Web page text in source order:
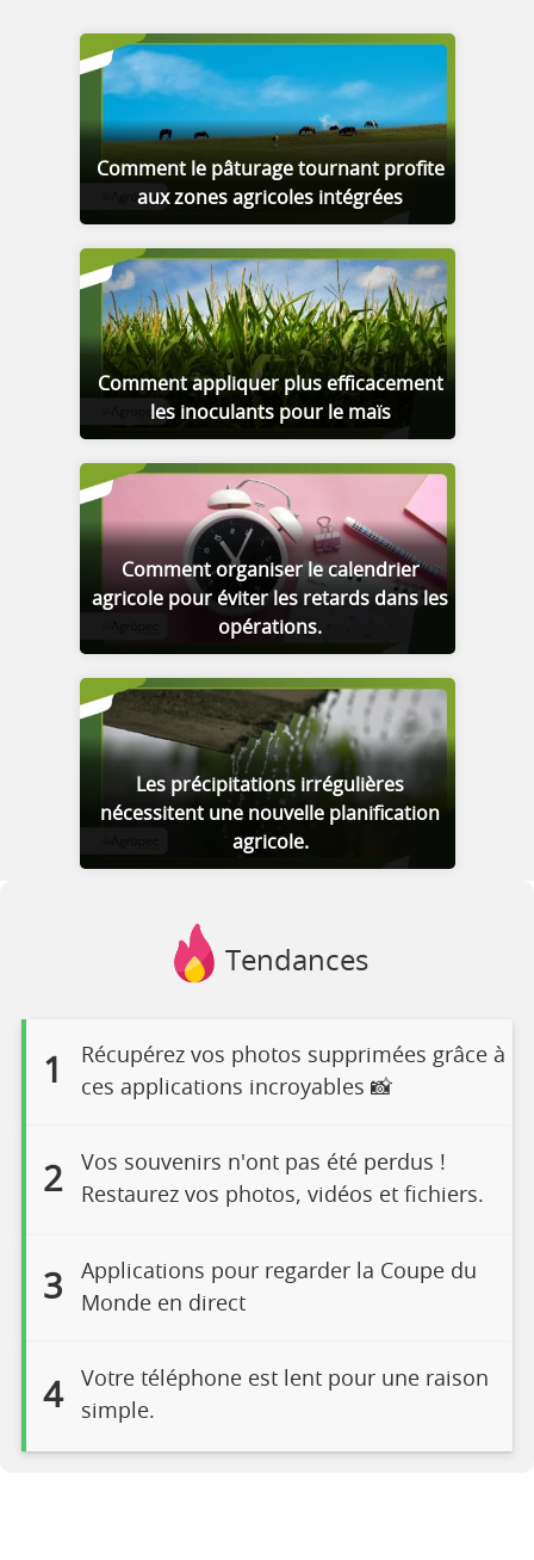
Comment le pâturage tournant profite
aux zones agricoles intégrées
Comment appliquer plus efficacement
les inoculants pour le maïs
Comment organiser le calendrier
agricole pour éviter les retards dans les
opérations.
Les précipitations irrégulières
nécessitent une nouvelle planification
agricole.
Tendances
1
Récupérez vos photos supprimées grâce à
ces applications incroyables 📸
2
Vos souvenirs n'ont pas été perdus !
Restaurez vos photos, vidéos et fichiers.
3
Applications pour regarder la Coupe du
Monde en direct
4
Votre téléphone est lent pour une raison
simple.